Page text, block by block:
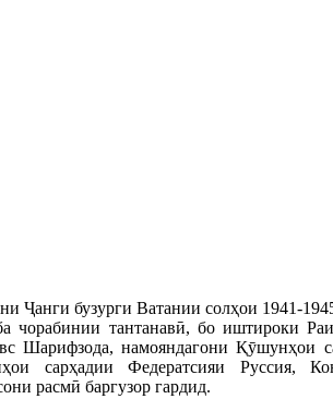
Ҷанги бузурги Ватании солҳои 1941-
чорабинии тантанавӣ, бо иштироки
Шарифзода, намояндагони Қӯшунҳои
сарҳадии Федератсияи Руссия,
расмӣ баргузор гардид.